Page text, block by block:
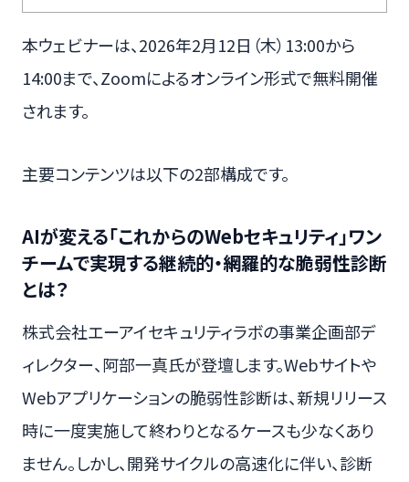
本ウェビナーは、2026年2月12日（木）13:00から
14:00まで、Zoomによるオンライン形式で無料開催
されます。
主要コンテンツは以下の2部構成です。
AIが変える「これからのWebセキュリティ」ワン
チームで実現する継続的・網羅的な脆弱性診断
とは？
株式会社エーアイセキュリティラボの事業企画部デ
ィレクター、阿部一真氏が登壇します。Webサイトや
Webアプリケーションの脆弱性診断は、新規リリース
時に一度実施して終わりとなるケースも少なくあり
ません。しかし、開発サイクルの高速化に伴い、診断